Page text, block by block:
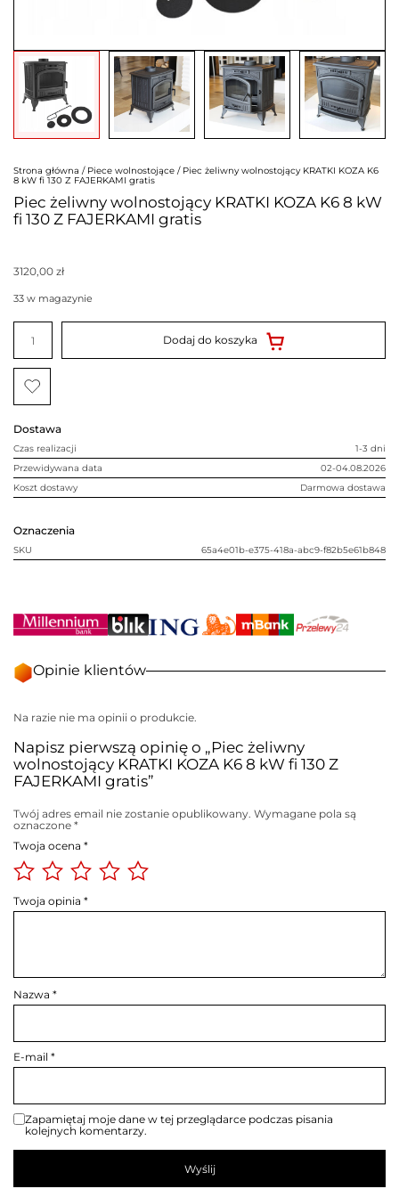
Strona główna / Piece wolnostojące / Piec żeliwny wolnostojący KRATKI KOZA K6
8 kW fi 130 Z FAJERKAMI gratis
Piec żeliwny wolnostojący KRATKI KOZA K6 8 kW
fi 130 Z FAJERKAMI gratis
Dostawa
Czas realizacji
1-3 dni
Przewidywana data
02-04.08.2026
Koszt dostawy
Darmowa dostawa
Oznaczenia
SKU 65a4e01b-e375-418a-abc9-f82b5e61b848
3120,00 zł
33 w magazynie
ilość
Piec
wolnostojący
KRATKI
KOZA
8
fi
130
Z
FAJERKAMI
gratis
Dodaj do koszyka
Opinie klientów
Na razie nie ma opinii o produkcie.
Napisz pierwszą opinię o „Piec żeliwny
wolnostojący KRATKI KOZA K6 8 kW fi 130 Z
FAJERKAMI gratis”
Twój adres email nie zostanie opublikowany. Wymagane pola są
oznaczone *
Twoja ocena *
Twoja opinia *
Nazwa *
E-mail *
Zapamiętaj moje dane w tej przeglądarce podczas pisania
kolejnych komentarzy.